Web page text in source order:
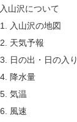
入山沢について
入山沢の地図
天気予報
日の出・日の入り
降水量
気温
風速